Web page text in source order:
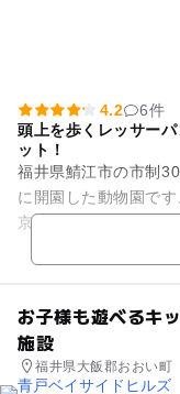
4.2
6件
頭上を歩くレッサー
ット！
福井県鯖江市の市制
に開園した動物園で
京動物園からレッサ
お子様も遊べるキ
施設
福井県大飯郡おおい町